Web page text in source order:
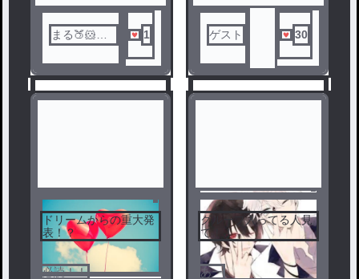
まる🍑🐹🌙❄️
1
5
ゲスト 30
6
ドリームからの重大発
表！？
必読！！
グループ入ってる人見
て！！
あー